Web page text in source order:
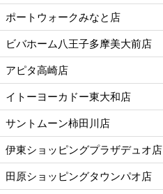
ポートウォークみなと店
ビバホーム八王子多摩美大前店
アピタ高崎店
イトーヨーカドー東大和店
サントムーン柿田川店
伊東ショッピングプラザデュオ店
田原ショッピングタウンパオ店